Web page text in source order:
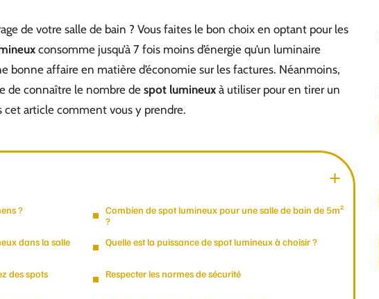
de votre salle de bain ? Vous faites le bon choix en optant pour les
consomme jusqu’à 7 fois moins d’énergie qu’un luminaire
bonne affaire en matière d’économie sur les factures. Néanmoins,
de connaître le nombre de spot lumineux à utiliser pour en tirer un
article comment vous y prendre.
?
Combien de spot lumineux pour une salle de bain de 5m²
?
dans la salle
Quelle est la puissance de spot lumineux à choisir ?
des spots
Respecter les normes de sécurité